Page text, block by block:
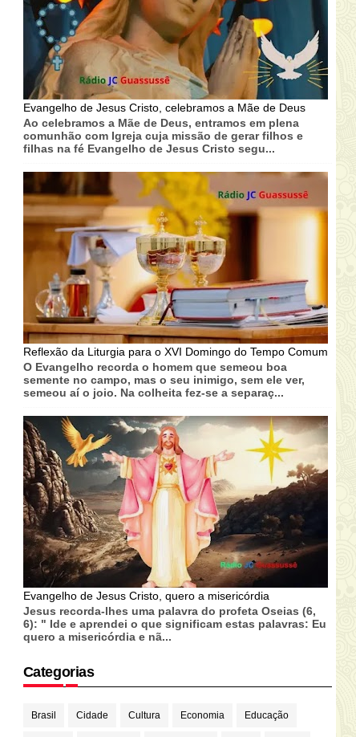
Evangelho de Jesus Cristo, celebramos a Mãe de Deus
Ao celebramos a Mãe de Deus, entramos em plena
comunhão com Igreja cuja missão de gerar filhos e
filhas na fé Evangelho de Jesus Cristo segu...
Reflexão da Liturgia para o XVI Domingo do Tempo Comum
O Evangelho recorda o homem que semeou boa
semente no campo, mas o seu inimigo, sem ele ver,
semeou aí o joio. Na colheita fez-se a separaç...
Evangelho de Jesus Cristo, quero a misericórdia
Jesus recorda-lhes uma palavra do profeta Oseias (6,
6): " Ide e aprendei o que significam estas palavras: Eu
quero a misericórdia e nã...
Categorias
Brasil Cidade Cultura Economia Educação